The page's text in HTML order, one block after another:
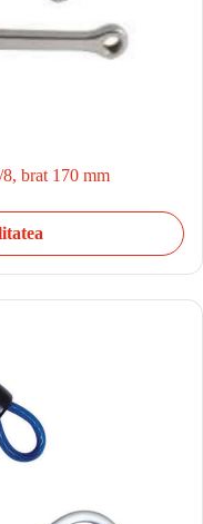
brat 170 mm